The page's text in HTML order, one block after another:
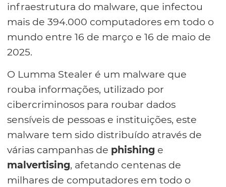
infraestrutura do malware, que infectou
mais de 394.000 computadores em todo o
mundo entre 16 de março e 16 de maio de
2025.
O Lumma Stealer é um malware que
rouba informações, utilizado por
cibercriminosos para roubar dados
sensíveis de pessoas e instituições, este
malware tem sido distribuído através de
várias campanhas de phishing e
malvertising, afetando centenas de
milhares de computadores em todo o